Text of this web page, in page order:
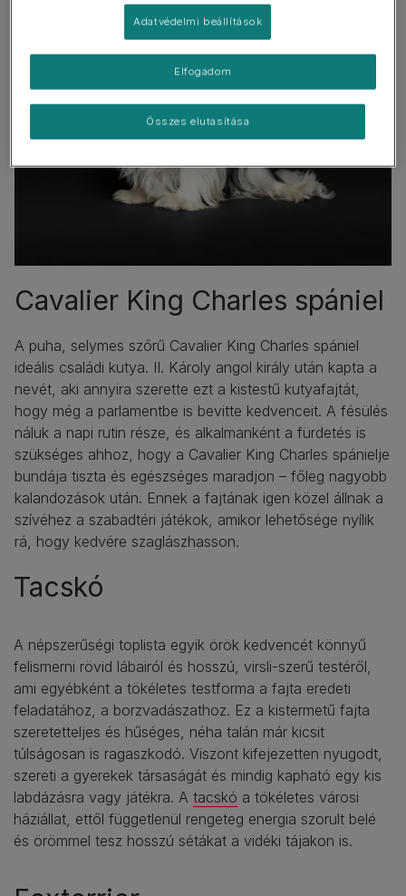
Cavalier King Charles spániel
A puha, selymes szőrű Cavalier King Charles spániel
ideális családi kutya. II. Károly angol király után kapta a
nevét, aki annyira szerette ezt a kistestű kutyafajtát,
hogy még a parlamentbe is bevitte kedvenceit. A fésülés
náluk a napi rutin része, és alkalmanként a fürdetés is
szükséges ahhoz, hogy a Cavalier King Charles spánielje
bundája tiszta és egészséges maradjon – főleg nagyobb
kalandozások után. Ennek a fajtának igen közel állnak a
szívéhez a szabadtéri játékok, amikor lehetősége nyílik
rá, hogy kedvére szaglászhasson.
Tacskó
A népszerűségi toplista egyik örök kedvencét könnyű
felismerni rövid lábairól és hosszú, virsli-szerű testéről,
ami egyébként a tökéletes testforma a fajta eredeti
feladatához, a borzvadászathoz. Ez a kistermetű fajta
szeretetteljes és hűséges, néha talán már kicsit
túlságosan is ragaszkodó. Viszont kifejezetten nyugodt,
szereti a gyerekek társaságát és mindig kapható egy kis
labdázásra vagy játékra. A tacskó a tökéletes városi
háziállat, ettől függetlenül rengeteg energia szorult belé
és örömmel tesz hosszú sétákat a vidéki tájakon is.
Adatvédelmi beállítások
Összes elutasítása
Elfogadom